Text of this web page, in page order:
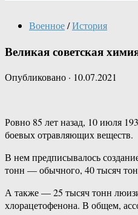
Военное/История
Великая советская
Опубликовано · 10.07.2021
Ровно 85 лет назад, 10 июля
боевых отравляющих веществ.
В нем предписывалось
тонн — обычного, 40 тысяч
А также — 25 тысяч тонн
хлорацетофенона. В общем,